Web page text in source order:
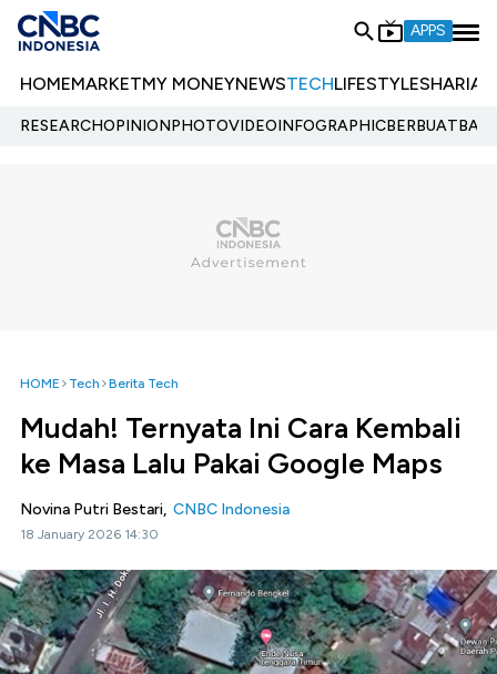
APPS
HOMEMARKETMY MONEYNEWSTECHLIFESTYLESHARIA
RESEARCHOPINIONPHOTOVIDEOINFOGRAPHIC
HOME Tech Berita Tech
Mudah! Ternyata Ini Cara Kembali
ke Masa Lalu Pakai Google Maps
Novina Putri Bestari, CNBC Indonesia
18 January 2026 14:30